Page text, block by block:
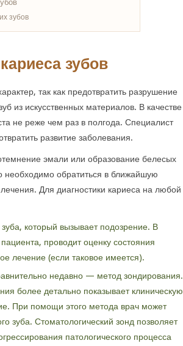
зубов
зубов
так как предотвратить разрушение
из искусственных материалов. В качестве
не реже чем раз в полгода. Специалист
развитие заболевания.
эмали или образование белесых
необходимо обратиться в ближайшую
Для диагностики кариеса на любой
который вызывает подозрение. В
проводит оценку состояния
лечение (если таковое имеется).
недавно — метод зондирования.
более детально показывает клиническую
При помощи этого метода врач может
зуба. Стоматологический зонд позволяет
патологического процесса